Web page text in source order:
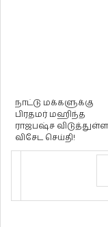
நாட்டு மக்களுக்கு
பிரதமர் மஹிந்த
ராஜபஷ்ச விடுத்துள்ள
விசேட செய்தி!